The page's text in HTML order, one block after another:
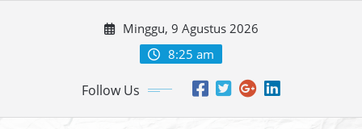
Minggu, 9 Agustus 2026
8:25 am
Follow Us